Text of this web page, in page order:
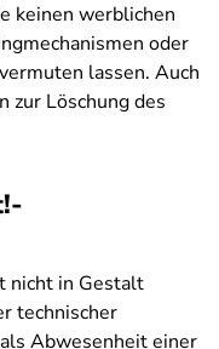
keinen werblichen
oder
lassen. Auch
zur Löschung des
nicht in Gestalt
technischer
Abwesenheit einer